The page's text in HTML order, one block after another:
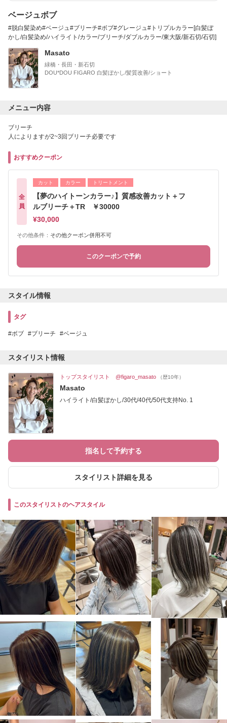
ベージュボブ
#脱白髪染め#ベージュ#ブリーチ#ボブ#グレージュ#トリプルカラー[白髪ぼ
かし/白髪染め/ハイライト/カラー/ブリーチ/ダブルカラー/東大阪/新石切/石切]
Masato
緑橋・長田・新石切
DOU*DOU FIGARO 白髪ぼかし/髪質改善/ショート
メニュー内容
ブリーチ
人によりますが2~3回ブリーチ必要です
おすすめクーポン
全
員
カット カラー トリートメント
【夢のハイトーンカラー♪】質感改善カット＋フ
ルブリーチ＋TR ￥30000
¥30,000
その他条件： その他クーポン併用不可
このクーポンで予約
スタイル情報
タグ
ボブ ブリーチ ベージュ
スタイリスト情報
トップスタイリスト @figaro_masato （歴10年）
Masato
ハイライト/白髪ぼかし/30代/40代/50代支持No. 1
指名して予約する
スタイリスト詳細を見る
このスタイリストのヘアスタイル